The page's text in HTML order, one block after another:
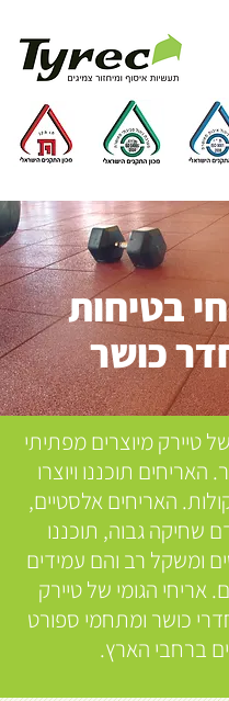
בטיחות
כושר
טיירק מיוצרים מפתיתי
האריחים תוכננו ויוצרו
האריחים אלסטיים,
שחיקה גבוה, תוכננו
ומשקל רב והם עמידים
אריחי הגומי של טיירק
כושר ומתחמי ספורט
ברחבי הארץ.